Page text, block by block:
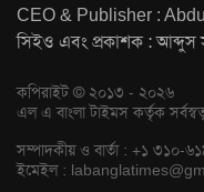
CEO & Publisher :
সিইও এবং প্রকাশক : আব্দুস
কপিরাইট © ২০১৩ - ২০২৬
এল এ বাংলা টাইমস কর্তৃক
সম্পাদকীয় ও বার্তা : +১ ৩১০-
ইমেইল :